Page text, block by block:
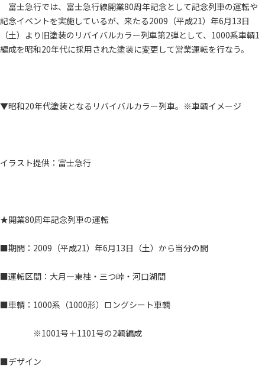
富士急行では、富士急行線開業80周年記念として記念列車の運転や
記念イベントを実施しているが、来たる2009（平成21）年6月13日
（土）より旧塗装のリバイバルカラー列車第2弾として、1000系車輌1
編成を昭和20年代に採用された塗装に変更して営業運転を行なう。
▼昭和20年代塗装となるリバイバルカラー列車。※車輌イメージ
イラスト提供：富士急行
★開業80周年記念列車の運転
■期間：2009（平成21）年6月13日（土）から当分の間
■運転区間：大月―東桂・三つ峠・河口湖間
■車輌：1000系（1000形）ロングシート車輌
※1001号＋1101号の2輌編成
■デザイン